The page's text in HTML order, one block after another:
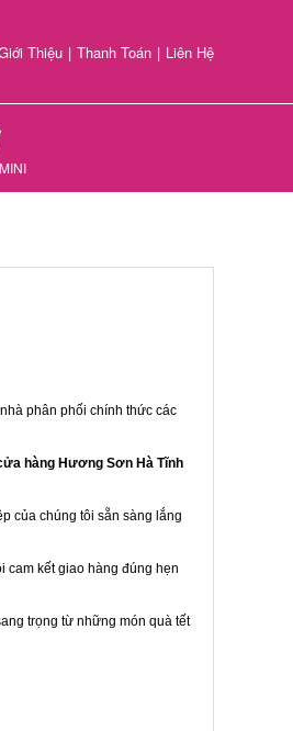
Thiệu | Thanh Toán | Liên Hệ
phân phối chính thức các
hàng Hương Sơn Hà Tĩnh
của chúng tôi sẵn sàng lắng
cam kết giao hàng đúng hẹn
trọng từ những món quà tết